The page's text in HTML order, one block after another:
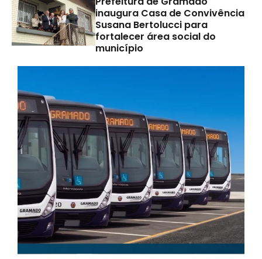
inaugura Casa de Convivência
Susana Bertolucci para
fortalecer área social do
município